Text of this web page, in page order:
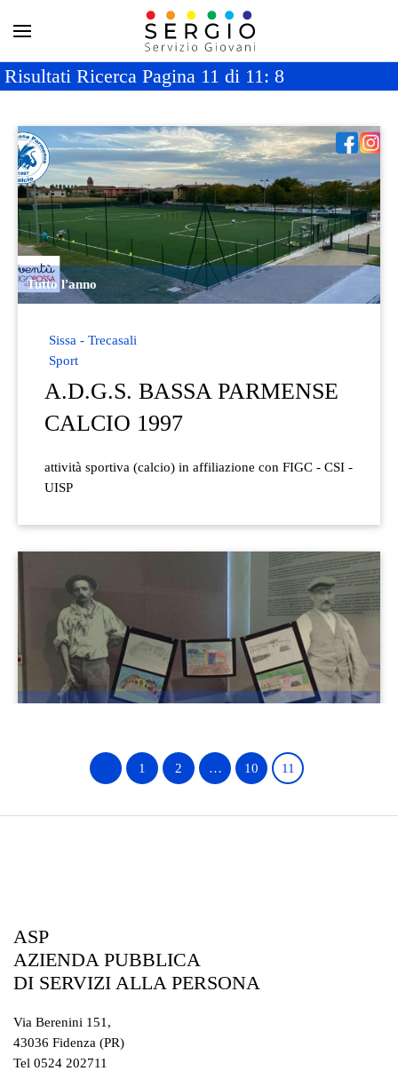
Risultati Ricerca Pagina 11 di 11: 8
Tutto l'anno
Sissa - Trecasali
Sport
A.D.G.S. BASSA PARMENSE
CALCIO 1997
attività sportiva (calcio) in affiliazione con FIGC - CSI -
UISP
San Secondo
Associazione culturale Everelina
ci impegna.
1 2 … 10 11
ASP
AZIENDA PUBBLICA
DI SERVIZI ALLA PERSONA
Via Berenini 151,
43036 Fidenza (PR)
Tel 0524 202711